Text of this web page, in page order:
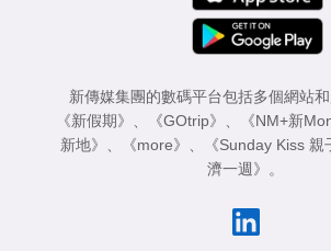
新傳媒集團的數碼平台包括多個網站
《新假期》 、 《GOtrip》 、 《NM+新
新地》 、 《more》 、 《Sunday Kiss 親
濟一週》 。